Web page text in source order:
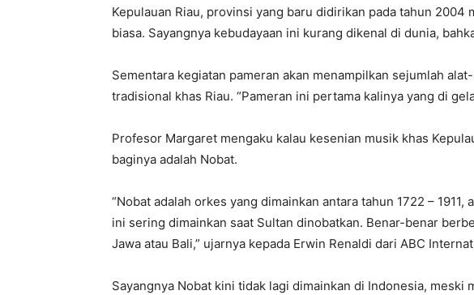
Kepulauan Riau, provinsi yang baru didirikan pada tahun 2004
biasa. Sayangnya kebudayaan ini kurang dikenal di dunia,
Sementara kegiatan pameran akan menampilkan sejumlah
tradisional khas Riau. “Pameran ini pertama kalinya yang di
Profesor Margaret mengaku kalau kesenian musik khas
baginya adalah Nobat.
“Nobat adalah orkes yang dimainkan antara tahun 1722 –
ini sering dimainkan saat Sultan dinobatkan. Benar-benar
Jawa atau Bali,” ujarnya kepada Erwin Renaldi dari ABC
Sayangnya Nobat kini tidak lagi dimainkan di Indonesia, meski